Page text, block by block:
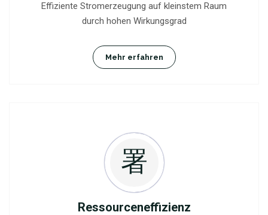
Effiziente Stromerzeugung auf kleinstem Raum
durch hohen Wirkungsgrad
Mehr erfahren
Ressourceneffizienz